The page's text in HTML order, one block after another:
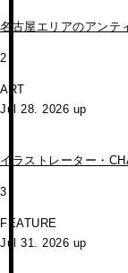
名古屋エリアのアンテ
2
ART
Jul 28. 2026 up
イラストレーター・
3
FEATURE
Jul 31. 2026 up